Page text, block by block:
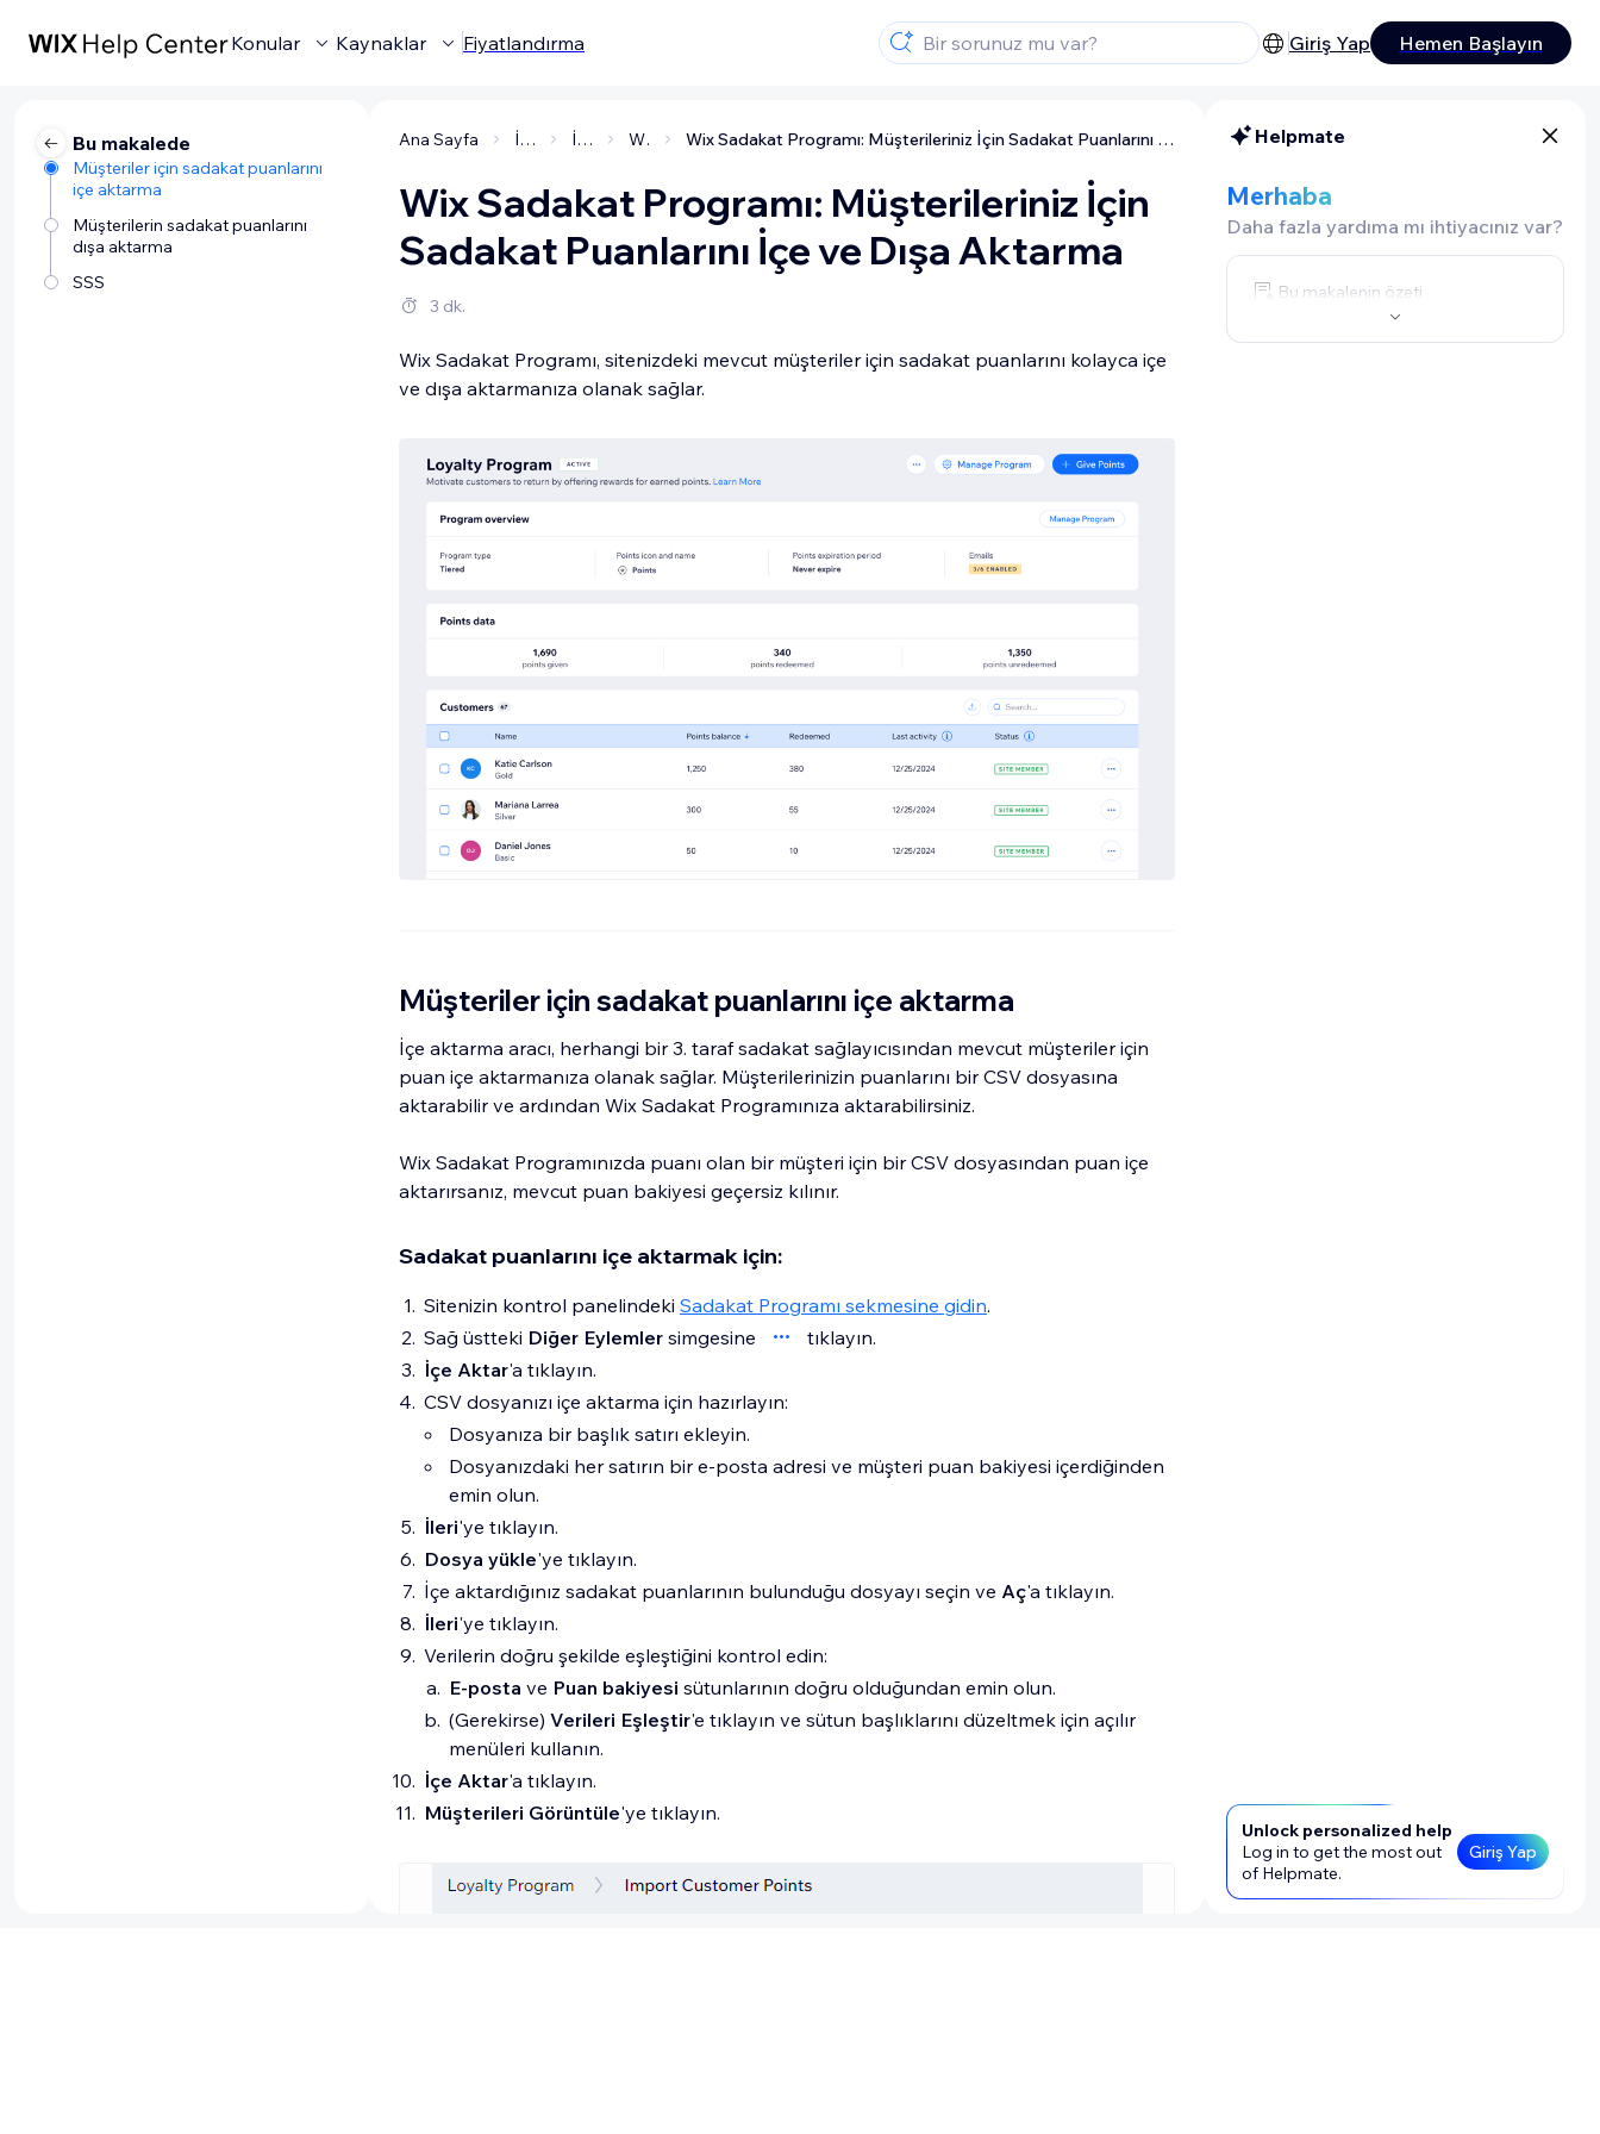
Konular Kaynaklar Fiyatlandırma Giriş Yap Hemen Başlayın
Bu makalede
Müşteriler için sadakat puanlarını
içe aktarma
Müşterilerin sadakat puanlarını
dışa aktarma
SSS
Ana Sayfa İşletmenizi Yönetme İndirimler, Hediye Kartları ve Teşvikler Wix Sadakat Programı Wix Sadakat Programı: Müşterileriniz İçin Sadakat Puanlarını İçe ve Dışa Aktarma
Wix Sadakat Programı: Müşterileriniz İçin
Sadakat Puanlarını İçe ve Dışa Aktarma
3 dk.
Wix Sadakat Programı, sitenizdeki mevcut müşteriler için sadakat puanlarını kolayca içe
ve dışa aktarmanıza olanak sağlar.
Müşteriler için sadakat puanlarını içe aktarma
İçe aktarma aracı, herhangi bir 3. taraf sadakat sağlayıcısından mevcut müşteriler için
puan içe aktarmanıza olanak sağlar. Müşterilerinizin puanlarını bir CSV dosyasına
aktarabilir ve ardından Wix Sadakat Programınıza aktarabilirsiniz.
Wix Sadakat Programınızda puanı olan bir müşteri için bir CSV dosyasından puan içe
aktarırsanız, mevcut puan bakiyesi geçersiz kılınır.
Sadakat puanlarını içe aktarmak için:
Sitenizin kontrol panelindeki Sadakat Programı sekmesine gidin.
Sağ üstteki Diğer Eylemler simgesine
tıklayın.
İçe Aktar'a tıklayın.
CSV dosyanızı içe aktarma için hazırlayın:
Dosyanıza bir başlık satırı ekleyin.
Dosyanızdaki her satırın bir e-posta adresi ve müşteri puan bakiyesi içerdiğinden
emin olun.
İleri'ye tıklayın.
Dosya yükle'ye tıklayın.
İçe aktardığınız sadakat puanlarının bulunduğu dosyayı seçin ve Aç'a tıklayın.
İleri'ye tıklayın.
Verilerin doğru şekilde eşleştiğini kontrol edin:
E-posta ve Puan bakiyesi sütunlarının doğru olduğundan emin olun.
(Gerekirse) Verileri Eşleştir'e tıklayın ve sütun başlıklarını düzeltmek için açılır
menüleri kullanın.
İçe Aktar'a tıklayın.
Müşterileri Görüntüle'ye tıklayın.
Helpmate
Merhaba
Daha fazla yardıma mı ihtiyacınız var?
Bu makalenin özeti
Unlock personalized help
Log in to get the most out
of Helpmate.
Giriş Yap